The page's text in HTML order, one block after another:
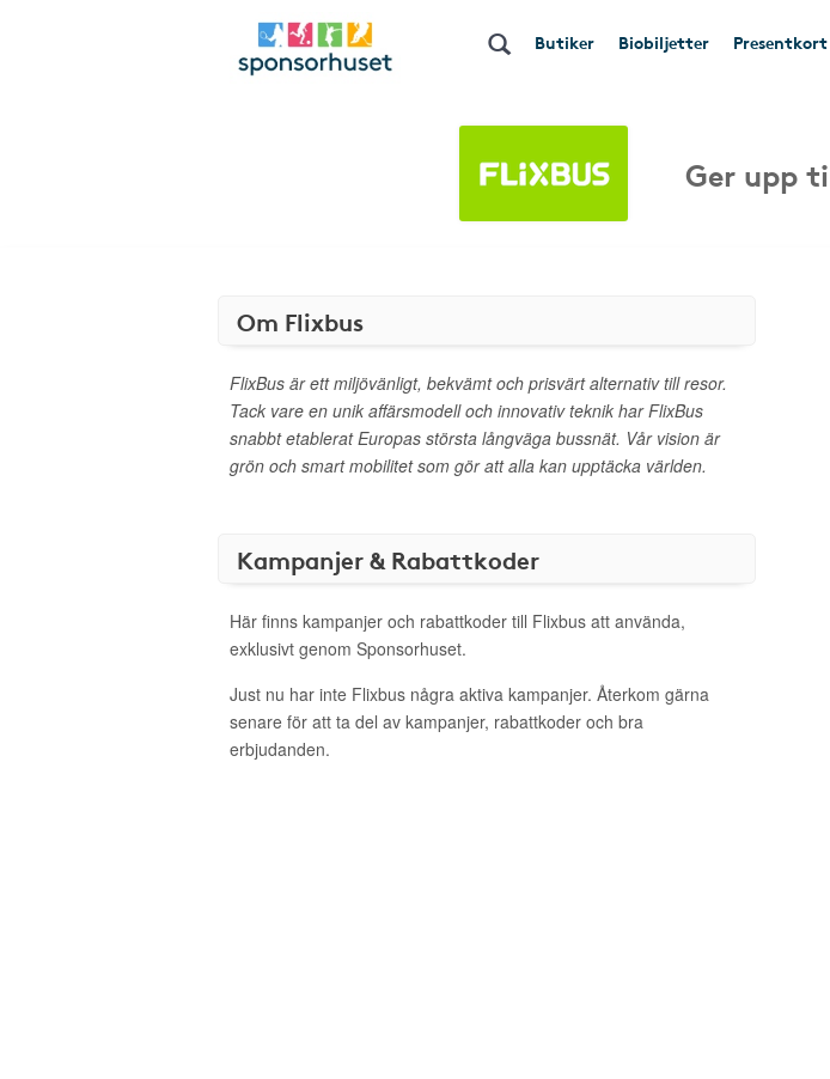
Butiker Biobiljetter Presentkort
Ger upp
Om Flixbus
FlixBus är ett miljövänligt, bekvämt och prisvärt alternativ till resor.
Tack vare en unik affärsmodell och innovativ teknik har FlixBus
snabbt etablerat Europas största långväga bussnät. Vår vision är
grön och smart mobilitet som gör att alla kan upptäcka världen.
Kampanjer & Rabattkoder
Här finns kampanjer och rabattkoder till Flixbus att använda,
exklusivt genom Sponsorhuset.
Just nu har inte Flixbus några aktiva kampanjer. Återkom gärna
senare för att ta del av kampanjer, rabattkoder och bra
erbjudanden.